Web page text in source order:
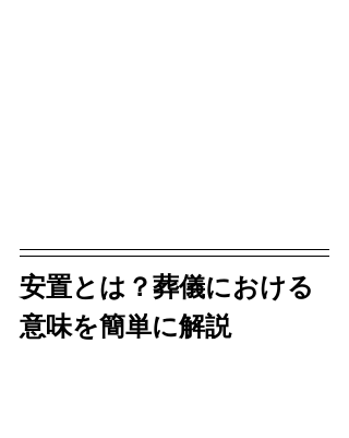
安置とは？葬儀における
意味を簡単に解説